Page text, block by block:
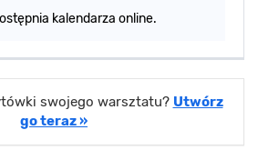
kalendarza online.
swojego warsztatu? Utwórz
go teraz »